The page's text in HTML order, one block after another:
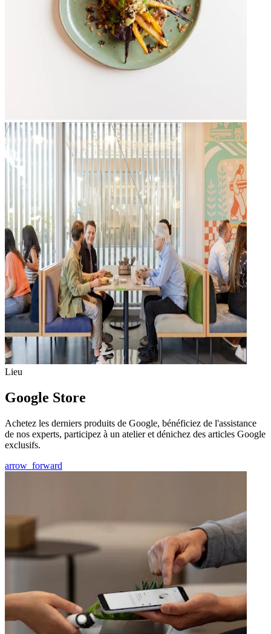
Lieu
Google Store
Achetez les derniers produits de Google, bénéficiez de l'assistance
de nos experts, participez à un atelier et dénichez des articles Google
exclusifs.
arrow_forward